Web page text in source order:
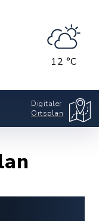
12 °C
Digitaler
Ortsplan